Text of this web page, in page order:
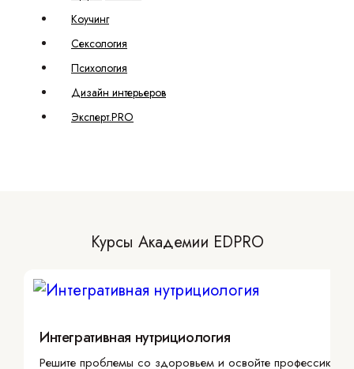
Коучинг
Сексология
Психология
Дизайн интерьеров
Эксперт.PRO
Курсы Академии EDPRO
Интегративная нутрициология
Решите проблемы со здоровьем и освойте профессию с